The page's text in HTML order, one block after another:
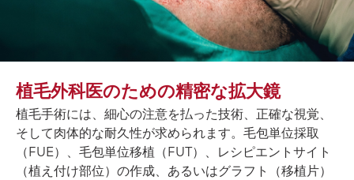
植毛外科医のための精密な拡大鏡
植毛手術には、細心の注意を払った技術、正確な視覚、
そして肉体的な耐久性が求められます。毛包単位採取
（FUE）、毛包単位移植（FUT）、レシピエントサイト
（植え付け部位）の作成、あるいはグラフト（移植片）